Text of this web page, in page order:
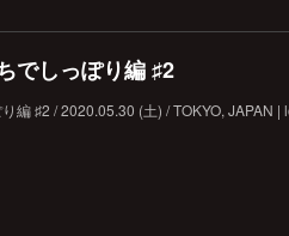
でしっぽり︎編 ♯2
編 ♯2 / 2020.05.30 (土) / TOKYO, JAPAN |